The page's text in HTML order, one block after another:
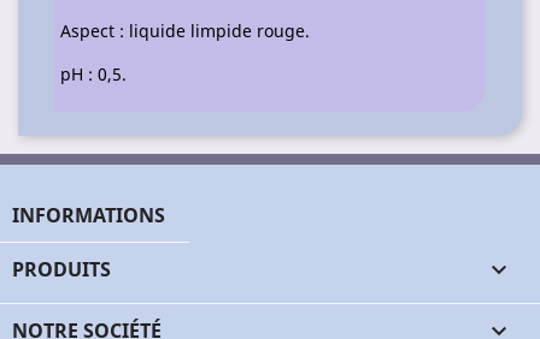
Aspect : liquide limpide rouge.
pH : 0,5.
INFORMATIONS
PRODUITS 
NOTRE SOCIÉTÉ 